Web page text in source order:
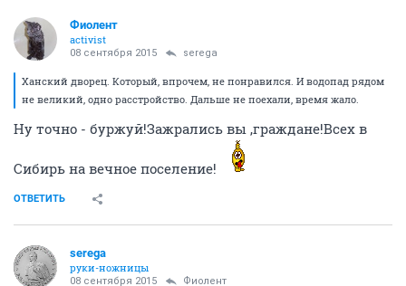
Фиолент
activist
08 сентября 2015 serega
Ханский дворец. Который, впрочем, не понравился. И водопад рядом
не великий, одно расстройство. Дальше не поехали, время жало.
Ну точно - буржуй!Зажрались вы ,граждане!Всех в
Сибирь на вечное поселение!
ОТВЕТИТЬ
serega
руки-ножницы
08 сентября 2015 Фиолент